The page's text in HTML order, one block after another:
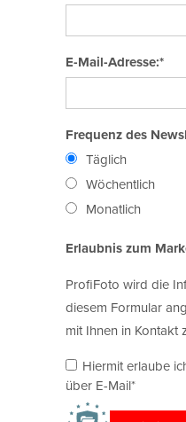
E-Mail-Adresse:*
Frequenz des
Täglich
Wöchentlich
Monatlich
Erlaubnis zum
ProfiFoto wird die
diesem Formular
mit Ihnen in Kontakt
Hiermit erlaube
über E-Mail*